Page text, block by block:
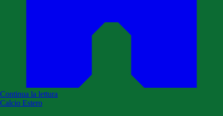
Continua la lettura
Calcio Estero